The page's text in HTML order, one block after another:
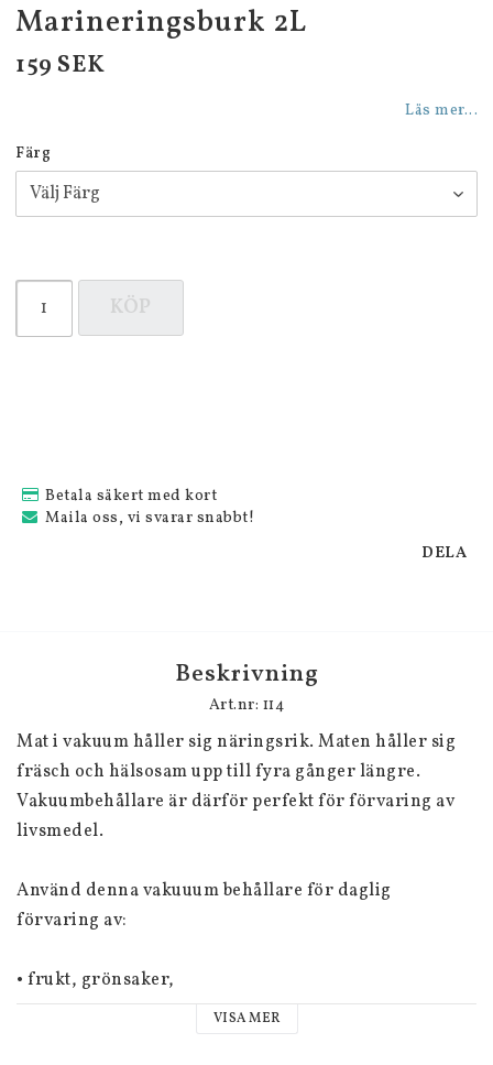
Marineringsburk 2L
159 SEK
Läs mer...
Färg
KÖP
Betala säkert med kort
Maila oss, vi svarar snabbt!
DELA
Beskrivning
Art.nr: 114
Mat i vakuum håller sig näringsrik. Maten håller sig
fräsch och hälsosam upp till fyra gånger längre.
Vakuumbehållare är därför perfekt för förvaring av
livsmedel.
Använd denna vakuuum behållare för daglig
förvaring av:
• frukt, grönsaker,
• bröd, salami, ost,
VISA MER